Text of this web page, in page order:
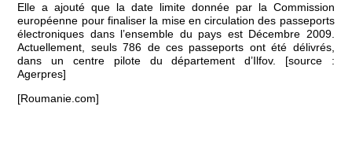
Elle a ajouté que la date limite donnée par la Commission
européenne pour finaliser la mise en circulation des passeports
électroniques dans l’ensemble du pays est Décembre 2009.
Actuellement, seuls 786 de ces passeports ont été délivrés,
dans un centre pilote du département d’Ilfov. [source :
Agerpres]
[Roumanie.com]